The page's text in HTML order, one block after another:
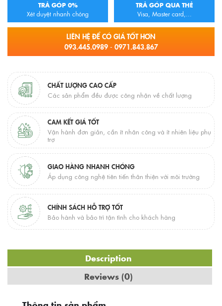
TRẢ GÓP 0%
Xét duyệt nhanh chóng
TRẢ GÓP QUA THẺ
Visa, Master card,...
LIÊN HỆ ĐỂ CÓ GIÁ TỐT HƠN
093.445.0989 - 0971.843.867
CHẤT LƯỢNG CAO CẤP
Các sản phẩm đều được công nhận về chất lượng
CAM KẾT GIÁ TỐT
Vận hành đơn giản, cần ít nhân công và ít nhiên liệu phụ
trợ
GIAO HÀNG NHANH CHÓNG
Áp dụng công nghệ tiên tiến thân thiện với môi trường
CHÍNH SÁCH HỖ TRỢ TỐT
Bảo hành và bảo trì tận tình cho khách hàng
Description
Reviews (0)